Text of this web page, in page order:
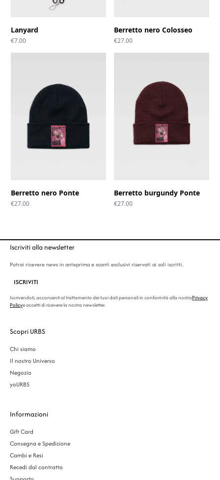
Lanyard
€7.00
Berretto nero Colosseo
€27.00
Berretto nero Ponte
€27.00
Berretto burgundy Ponte
€27.00
Iscriviti alla newsletter
Potrai ricevere news in anteprima e sconti esclusivi riservati ai soli iscritti.
ISCRIVITI
Iscrivendoti, acconsenti al trattamento dei tuoi dati personali in conformità alla nostraPrivacy
Policye accetti di ricevere la nostra newsletter.
Scopri URBS
Chi siamo
Il nostro Universo
Negozio
yoURBS
Informazioni
Gift Card
Consegna e Spedizione
Cambi e Resi
Recedi dal contratto